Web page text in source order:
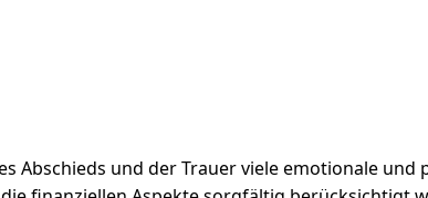
Abschieds und der Trauer viele emotionale